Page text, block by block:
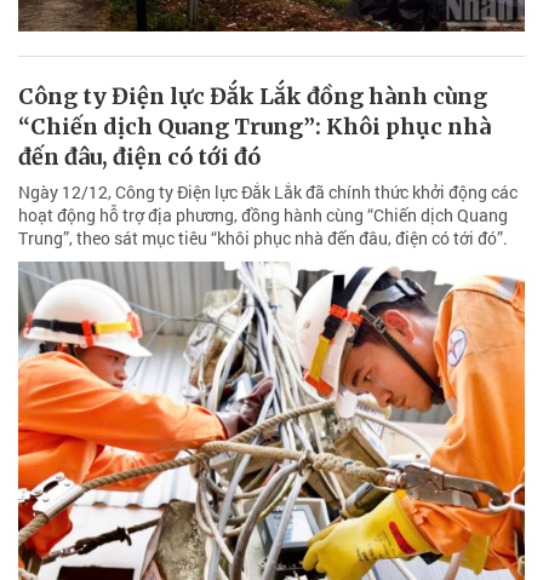
Công ty Điện lực Đắk Lắk đồng hành cùng
“Chiến dịch Quang Trung”: Khôi phục nhà
đến đâu, điện có tới đó
Ngày 12/12, Công ty Điện lực Đắk Lắk đã chính thức khởi động các
hoạt động hỗ trợ địa phương, đồng hành cùng “Chiến dịch Quang
Trung”, theo sát mục tiêu “khôi phục nhà đến đâu, điện có tới đó”.